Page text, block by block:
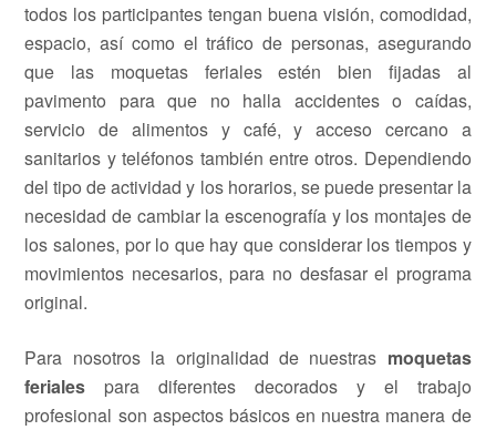
todos los participantes tengan buena visión, comodidad,
espacio, así como el tráfico de personas, asegurando
que las moquetas feriales estén bien fijadas al
pavimento para que no halla accidentes o caídas,
servicio de alimentos y café, y acceso cercano a
sanitarios y teléfonos también entre otros. Dependiendo
del tipo de actividad y los horarios, se puede presentar la
necesidad de cambiar la escenografía y los montajes de
los salones, por lo que hay que considerar los tiempos y
movimientos necesarios, para no desfasar el programa
original.
Para nosotros la originalidad de nuestras moquetas
feriales para diferentes decorados y el trabajo
profesional son aspectos básicos en nuestra manera de